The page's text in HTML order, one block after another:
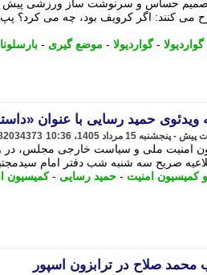
تصمیم حساس و سرنوشت ساز ورزشی پیش
می کنند: اگر کرویف بود، چه می کرد؟ پپ
-گواردیولا - موضع گیری - بارسلونا
حمید رسایی با عنوان
امنیت ملی و سیاست خارجی مجلس،
صریح سه شنبه شب دفتر امام
کمیسیون امنیت - حمید رسایی -کمیسیون
صلاح در ترابزون اسپور